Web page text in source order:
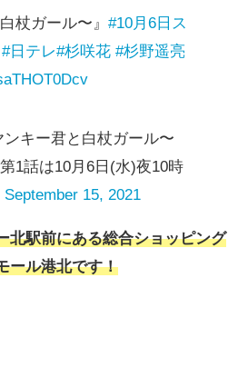
杖ガール〜』 #10月6日ス
#日テレ#杉咲花 #杉野遥亮
キー君と白杖ガール〜
1話は10月6日(水)夜10時
September 15, 2021
北駅前にある総合ショッピング
ール港北です！